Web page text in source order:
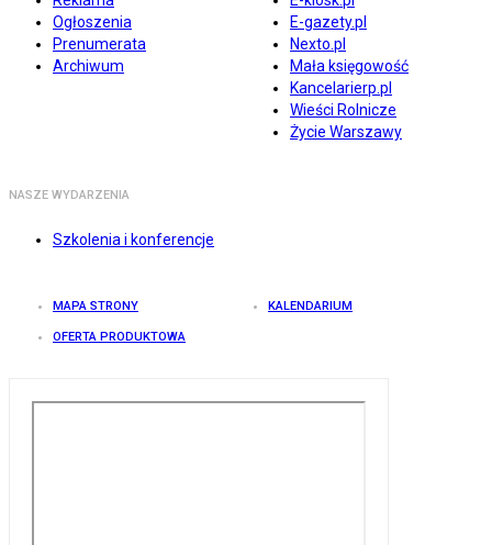
Ogłoszenia
Prenumerata
Archiwum
E-gazety.pl
Nexto.pl
Mała księgowość
Kancelarierp.pl
Wieści Rolnicze
Życie Warszawy
NASZE WYDARZENIA
Szkolenia i konferencje
MAPA STRONY KALENDARIUM
OFERTA PRODUKTOWA